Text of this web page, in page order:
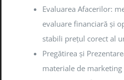
Evaluarea Afacerilor:
evaluare financiară și
stabili prețul corect al
Pregătirea și
materiale de